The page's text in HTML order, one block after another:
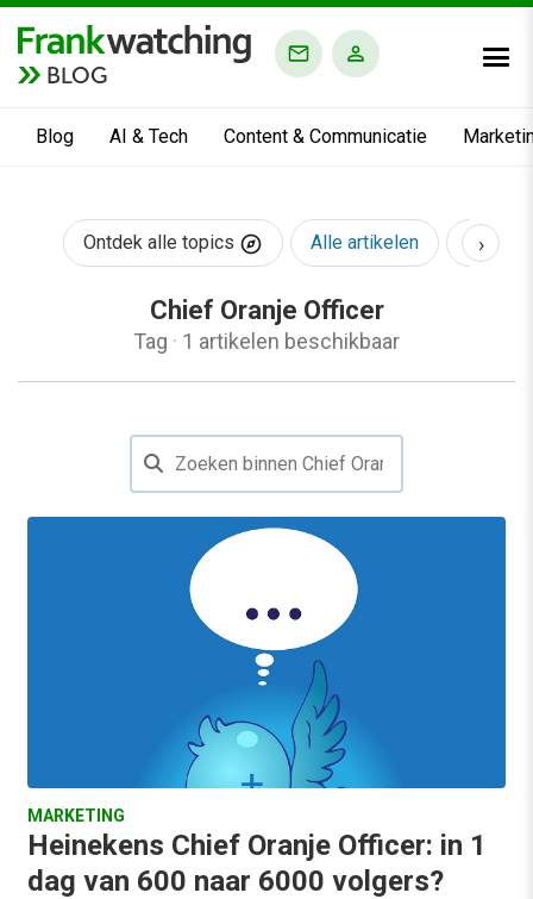
BLOG
Blog AI & Tech Content & Communicatie
Ontdek alle topics Alle artikelen AI &
›
Chief Oranje Officer
Tag · 1 artikelen beschikbaar
MARKETING
Heinekens Chief Oranje Officer: in 1
dag van 600 naar 6000 volgers?